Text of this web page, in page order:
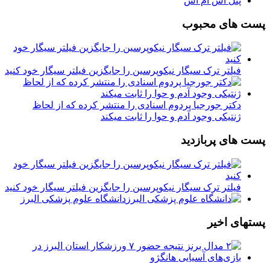
پست های محبوب
فیلتر ترک سیگار نیکوپرسین را جایگزین فیلتر سیگار خود کنید
دکتر جورجیا پردوم اسنادی را منتشر کرده که از لحاظ
ژنتیکی وجود آدم و حوا را ثابت میکند
پست های پربازدید
فیلتر ترک سیگار نیکوپرسین را جایگزین فیلتر سیگار خود کنید
دانشگاه علوم پزشکی البرز
پستهای اخیر